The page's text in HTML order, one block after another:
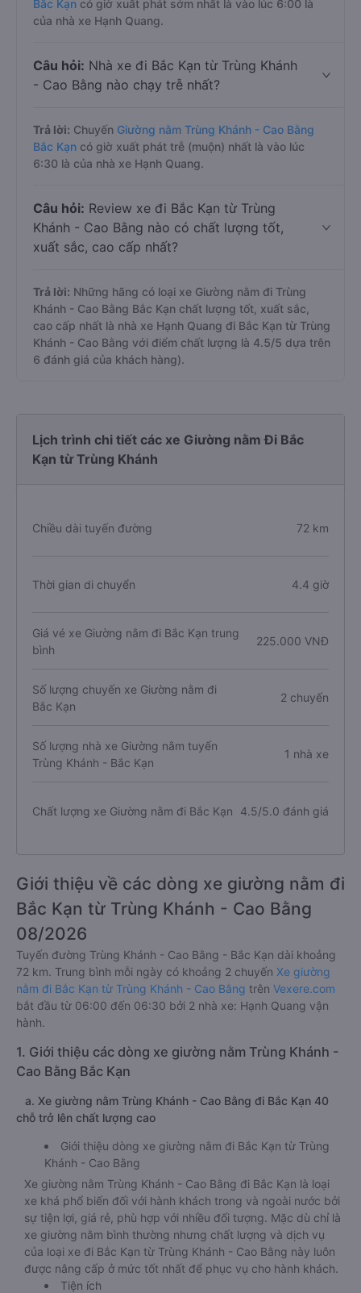
Bắc Kạn có giờ xuất phát sớm nhất là vào lúc 6:00 là
của nhà xe Hạnh Quang.
Câu hỏi: Nhà xe đi Bắc Kạn từ Trùng Khánh
- Cao Bằng nào chạy trễ nhất?
Trả lời: Chuyến Giường nằm Trùng Khánh - Cao Bằng
Bắc Kạn có giờ xuất phát trễ (muộn) nhất là vào lúc
6:30 là của nhà xe Hạnh Quang.
Câu hỏi: Review xe đi Bắc Kạn từ Trùng
Khánh - Cao Bằng nào có chất lượng tốt,
xuất sắc, cao cấp nhất?
Trả lời: Những hãng có loại xe Giường nằm đi Trùng
Khánh - Cao Bằng Bắc Kạn chất lượng tốt, xuất sắc,
cao cấp nhất là nhà xe Hạnh Quang đi Bắc Kạn từ Trùng
Khánh - Cao Bằng với điểm chất lượng là 4.5/5 dựa trên
6 đánh giá của khách hàng).
Lịch trình chi tiết các xe Giường nằm Đi Bắc
Kạn từ Trùng Khánh
Chiều dài tuyến đường 72 km
Thời gian di chuyển 4.4 giờ
Giá vé xe Giường nằm đi Bắc Kạn trung
bình
225.000 VNĐ
Số lượng chuyến xe Giường nằm đi
Bắc Kạn
2 chuyến
Số lượng nhà xe Giường nằm tuyến
Trùng Khánh - Bắc Kạn
1 nhà xe
Chất lượng xe Giường nằm đi Bắc Kạn 4.5/5.0 đánh giá
Giới thiệu về các dòng xe giường nằm đi
Bắc Kạn từ Trùng Khánh - Cao Bằng
08/2026
Tuyến đường Trùng Khánh - Cao Bằng - Bắc Kạn dài khoảng
72 km. Trung bình mỗi ngày có khoảng 2 chuyến Xe giường
nằm đi Bắc Kạn từ Trùng Khánh - Cao Bằng trên Vexere.com
bắt đầu từ 06:00 đến 06:30 bởi 2 nhà xe: Hạnh Quang vận
hành.
1. Giới thiệu các dòng xe giường nằm Trùng Khánh -
Cao Bằng Bắc Kạn
a. Xe giường nằm Trùng Khánh - Cao Bằng đi Bắc Kạn 40
chỗ trở lên chất lượng cao
Giới thiệu dòng xe giường nằm đi Bắc Kạn từ Trùng
Khánh - Cao Bằng
Xe giường nằm Trùng Khánh - Cao Bằng đi Bắc Kạn là loại
xe khá phổ biến đối với hành khách trong và ngoài nước bởi
sự tiện lợi, giá rẻ, phù hợp với nhiều đối tượng. Mặc dù chỉ là
xe giường nằm bình thường nhưng chất lượng và dịch vụ
của loại xe đi Bắc Kạn từ Trùng Khánh - Cao Bằng này luôn
được nâng cấp ở mức tốt nhất để phục vụ cho hành khách.
Tiện ích